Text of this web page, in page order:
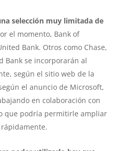
selección muy limitada de
el momento, Bank of
Bank. Otros como Chase,
Bank se incorporarán al
según el sitio web de la
el anuncio de Microsoft,
en colaboración con
que podría permitirle ampliar